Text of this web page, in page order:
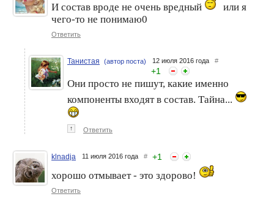
3 в 1 Гель для душа, пена
для ванны и шампунь
BathTherapy
Пенные радости: Ванный
час)
И состав вроде не очень вредный
или я
чего-то не понимаю0
Ответить
Танистая (автор поста) 12 июля 2016 года #
+1
Они просто не пишут, какие именно
компоненты входят в состав. Тайна...
↑ Ответить
klnadja 11 июля 2016 года # +1
хорошо отмывает - это здорово!
Ответить